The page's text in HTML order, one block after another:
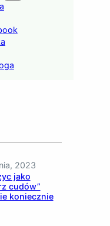
2023
jako
cudów”
koniecznie